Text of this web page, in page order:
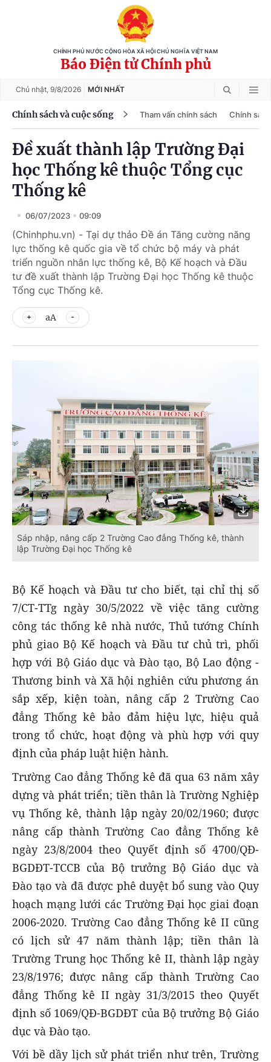
CHÍNH PHỦ NƯỚC CỘNG HÒA XÃ HỘI CHỦ NGHĨA VIỆT NAM
Báo Điện tử Chính phủ
Chủ nhật, 9/8/2026 MỚI NHẤT
Chính sách và cuộc sống Tham vấn chính sách Chính
Đề xuất thành lập Trường Đại
học Thống kê thuộc Tổng cục
Thống kê
06/07/2023 09:09
(Chinhphu.vn) - Tại dự thảo Đề án Tăng cường năng
lực thống kê quốc gia về tổ chức bộ máy và phát
triển nguồn nhân lực thống kê, Bộ Kế hoạch và Đầu
tư đề xuất thành lập Trường Đại học Thống kê thuộc
Tổng cục Thống kê.
aA
Sáp nhập, nâng cấp 2 Trường Cao đẳng Thống kê, thành
lập Trường Đại học Thống kê
Bộ Kế hoạch và Đầu tư cho biết, tại chỉ thị số
7/CT-TTg ngày 30/5/2022 về việc tăng cường
công tác thống kê nhà nước, Thủ tướng Chính
phủ giao Bộ Kế hoạch và Đầu tư chủ trì, phối
hợp với Bộ Giáo dục và Đào tạo, Bộ Lao động -
Thương binh và Xã hội nghiên cứu phương án
sắp xếp, kiện toàn, nâng cấp 2 Trường Cao
đẳng Thống kê bảo đảm hiệu lực, hiệu quả
trong tổ chức, hoạt động và phù hợp với quy
định của pháp luật hiện hành.
Trường Cao đẳng Thống kê đã qua 63 năm xây
dựng và phát triển; tiền thân là Trường Nghiệp
vụ Thống kê, thành lập ngày 20/02/1960; được
nâng cấp thành Trường Cao đẳng Thống kê
ngày 23/8/2004 theo Quyết định số 4700/QĐ-
BGDĐT-TCCB của Bộ trưởng Bộ Giáo dục và
Đào tạo và đã được phê duyệt bổ sung vào Quy
hoạch mạng lưới các Trường Đại học giai đoạn
2006-2020. Trường Cao đẳng Thống kê II cũng
có lịch sử 47 năm thành lập; tiền thân là
Trường Trung học Thống kê II, thành lập ngày
23/8/1976; được nâng cấp thành Trường Cao
đẳng Thống kê II ngày 31/3/2015 theo Quyết
định số 1069/QĐ-BGDĐT của Bộ trưởng Bộ Giáo
dục và Đào tạo.
Với bề dầy lịch sử phát triển như trên, Trường